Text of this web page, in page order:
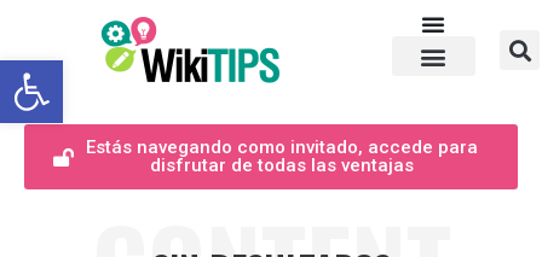
Abrir barra de herramientas
Estás navegando como invitado, accede para
disfrutar de todas las ventajas